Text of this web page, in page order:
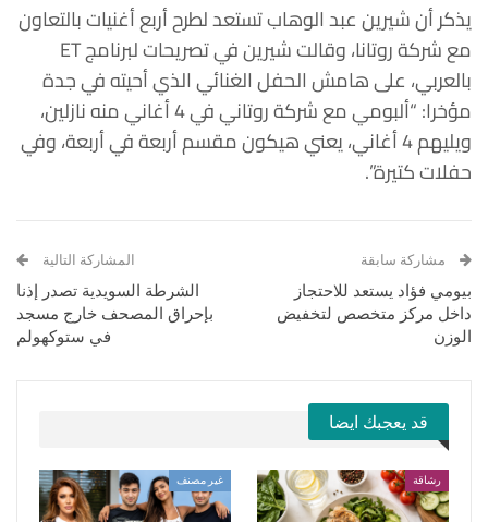
يذكر أن شيرين عبد الوهاب تستعد لطرح أربع أغنيات بالتعاون
مع شركة روتانا، وقالت شيرين في تصريحات لبرنامج ET
بالعربي، على هامش الحفل الغنائي الذي أحيته في جدة
مؤخرا: “ألبومي مع شركة روتاني في 4 أغاني منه نازلين،
ويليهم 4 أغاني، يعني هيكون مقسم أربعة في أربعة، وفي
حفلات كتيرة”.
مشاركة سابقة
بيومي فؤاد يستعد للاحتجاز
داخل مركز متخصص لتخفيض
الوزن
المشاركة التالية
الشرطة السويدية تصدر إذنا
بإحراق المصحف خارج مسجد
في ستوكهولم
قد يعجبك ايضا
رشاقة غير مصنف